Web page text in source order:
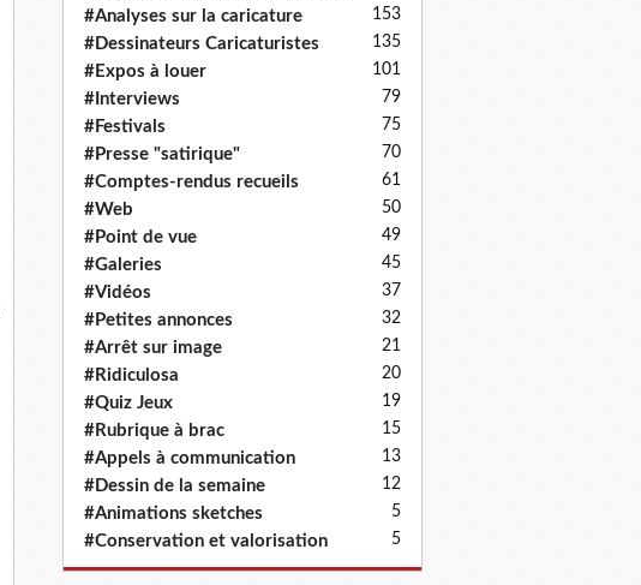
#Analyses sur la caricature 153
#Dessinateurs Caricaturistes 135
#Expos à louer 101
#Interviews 79
#Festivals 75
#Presse "satirique" 70
#Comptes-rendus recueils 61
#Web 50
#Point de vue 49
#Galeries 45
#Vidéos 37
#Petites annonces 32
#Arrêt sur image 21
#Ridiculosa 20
#Quiz Jeux 19
#Rubrique à brac 15
#Appels à communication 13
#Dessin de la semaine 12
#Animations sketches 5
#Conservation et valorisation 5